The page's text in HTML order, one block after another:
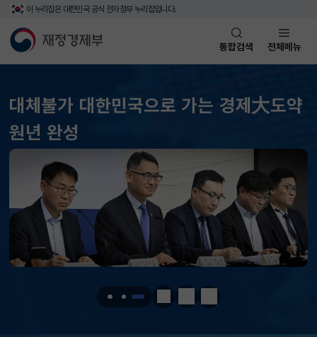
이 누리집은 대한민국 공식 전자정부 누리집입니다.
재정경제부(www.mofe.go.kr)
통합검색
전체메뉴
대체불가 대한민국으로 가는 경제大도약
원년 완성
정지 이전 다음
KOSPI 6258.77 37.61(하락)
KOSDAQ
국고채(3년) 3.746 0.004(상승)
달러-원 1410.6000 13.2000(하락)
KOSPI 6258.77 37.61(하락)
KOSDAQ 798.81 2.86(하락)